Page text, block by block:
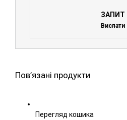
ЗАПИТ
Вислати
Пов’язані продукти
Перегляд кошика